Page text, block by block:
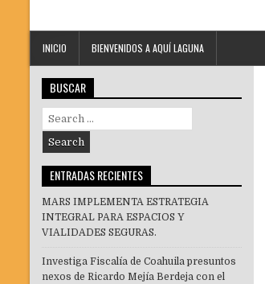
INICIO BIENVENIDOS A AQUÍ LAGUNA
BUSCAR
Search
for:
ENTRADAS RECIENTES
MARS IMPLEMENTA ESTRATEGIA
INTEGRAL PARA ESPACIOS Y
VIALIDADES SEGURAS.
Investiga Fiscalía de Coahuila presuntos
nexos de Ricardo Mejía Berdeja con el